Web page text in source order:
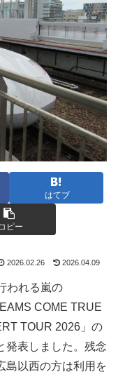
はてブ
ピー
2026.02.26 2026.04.09
われる嵐の
COME TRUE
TOUR 2026」の
発表しました。残念
島以西の方は利用を